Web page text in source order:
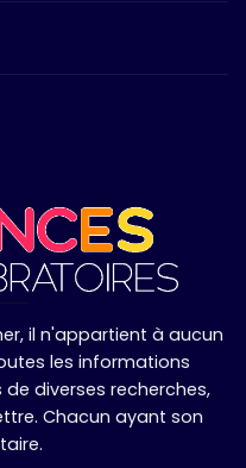
il n'appartient à aucun
les informations
diverses recherches,
Chacun ayant son